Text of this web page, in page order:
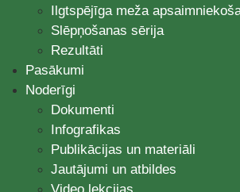
Ilgtspējīga meža
Slēpņošanas sērija
Rezultāti
Pasākumi
Noderīgi
Dokumenti
Infografikas
Publikācijas un materiāli
Jautājumi un atbildes